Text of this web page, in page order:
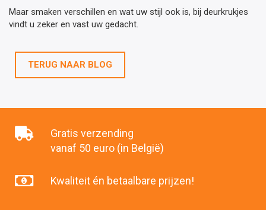
Maar smaken verschillen en wat uw stijl ook is, bij deurkrukjes
vindt u zeker en vast uw gedacht.
TERUG NAAR BLOG
Gratis verzending
vanaf 50 euro (in België)
Kwaliteit én betaalbare prijzen!